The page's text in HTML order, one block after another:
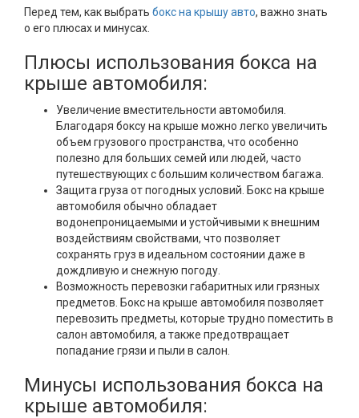
Перед тем, как выбрать бокс на крышу авто, важно знать
о его плюсах и минусах.
Плюсы использования бокса на
крыше автомобиля:
Увеличение вместительности автомобиля.
Благодаря боксу на крыше можно легко увеличить
объем грузового пространства, что особенно
полезно для больших семей или людей, часто
путешествующих с большим количеством багажа.
Защита груза от погодных условий. Бокс на крыше
автомобиля обычно обладает
водонепроницаемыми и устойчивыми к внешним
воздействиям свойствами, что позволяет
сохранять груз в идеальном состоянии даже в
дождливую и снежную погоду.
Возможность перевозки габаритных или грязных
предметов. Бокс на крыше автомобиля позволяет
перевозить предметы, которые трудно поместить в
салон автомобиля, а также предотвращает
попадание грязи и пыли в салон.
Минусы использования бокса на
крыше автомобиля: